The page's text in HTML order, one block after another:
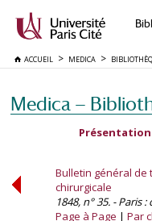
ACCUEIL MEDICA
Medica —
Présentation
Bulletin général
chirurgicale
1848, n° 35. - Paris
Page à Page
Par